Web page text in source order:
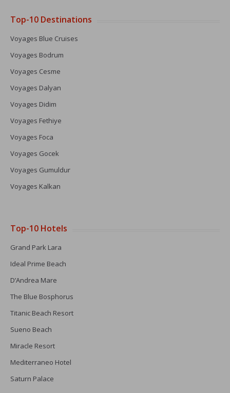
Top-10 Destinations
Voyages Blue Cruises
Voyages Bodrum
Voyages Cesme
Voyages Dalyan
Voyages Didim
Voyages Fethiye
Voyages Foca
Voyages Gocek
Voyages Gumuldur
Voyages Kalkan
Top-10 Hotels
Grand Park Lara
Ideal Prime Beach
D’Andrea Mare
The Blue Bosphorus
Titanic Beach Resort
Sueno Beach
Miracle Resort
Mediterraneo Hotel
Saturn Palace